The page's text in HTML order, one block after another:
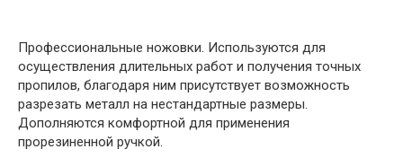
Профессиональные ножовки. Используются для
осуществления длительных работ и получения точных
пропилов, благодаря ним присутствует возможность
разрезать металл на нестандартные размеры.
Дополняются комфортной для применения
прорезиненной ручкой.